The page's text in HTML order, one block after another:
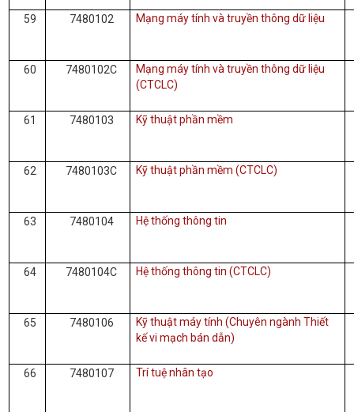
59 7480102 Mạng máy tính và truyền thông dữ liệu
60 7480102C
Mạng máy tính và truyền thông dữ liệu
(CTCLC)
61 7480103 Kỹ thuật phần mềm
62 7480103C Kỹ thuật phần mềm (CTCLC)
63 7480104 Hệ thống thông tin
64 7480104C Hệ thống thông tin (CTCLC)
65 7480106
Kỹ thuật máy tính (Chuyên ngành Thiết
kế vi mạch bán dẫn)
66 7480107 Trí tuệ nhân tạo